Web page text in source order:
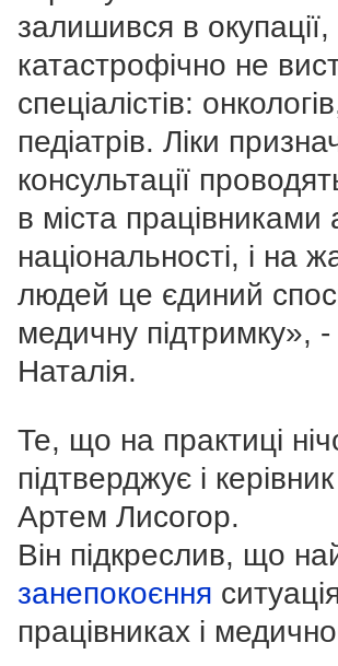
залишився в
катастрофічно не
спеціалістів:
педіатрів. Ліки
консультації
в міста працівниками
національності, і на
людей це єдиний
медичну підтримку», -
Наталія.
Те, що на практиці
підтверджує і
Артем Лисогор.
Він підкреслив, що
занепокоєння
працівниках і